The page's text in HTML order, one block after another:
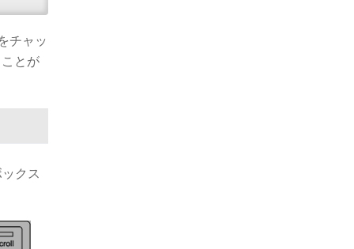
チャッ
とが
クス